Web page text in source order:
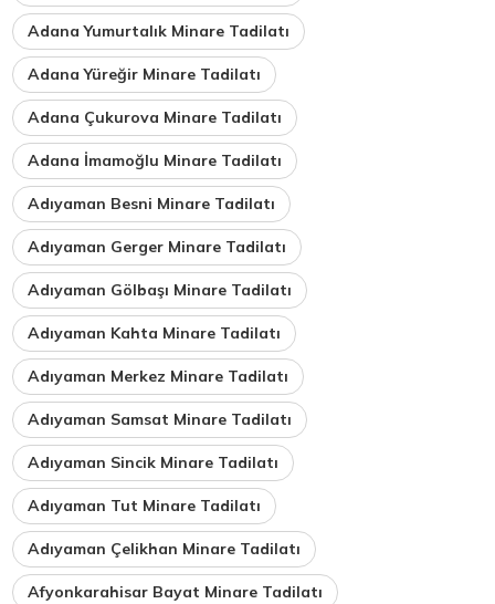
Adana Yumurtalık Minare Tadilatı
Adana Yüreğir Minare Tadilatı
Adana Çukurova Minare Tadilatı
Adana İmamoğlu Minare Tadilatı
Adıyaman Besni Minare Tadilatı
Adıyaman Gerger Minare Tadilatı
Adıyaman Gölbaşı Minare Tadilatı
Adıyaman Kahta Minare Tadilatı
Adıyaman Merkez Minare Tadilatı
Adıyaman Samsat Minare Tadilatı
Adıyaman Sincik Minare Tadilatı
Adıyaman Tut Minare Tadilatı
Adıyaman Çelikhan Minare Tadilatı
Afyonkarahisar Bayat Minare Tadilatı